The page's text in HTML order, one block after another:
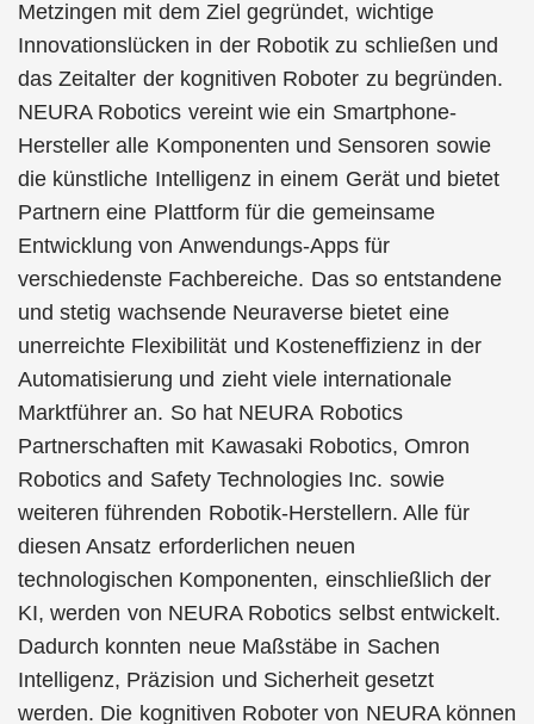
Metzingen mit dem Ziel gegründet, wichtige
Innovationslücken in der Robotik zu schließen und
das Zeitalter der kognitiven Roboter zu begründen.
NEURA Robotics vereint wie ein Smartphone-
Hersteller alle Komponenten und Sensoren sowie
die künstliche Intelligenz in einem Gerät und bietet
Partnern eine Plattform für die gemeinsame
Entwicklung von Anwendungs-Apps für
verschiedenste Fachbereiche. Das so entstandene
und stetig wachsende Neuraverse bietet eine
unerreichte Flexibilität und Kosteneffizienz in der
Automatisierung und zieht viele internationale
Marktführer an. So hat NEURA Robotics
Partnerschaften mit Kawasaki Robotics, Omron
Robotics and Safety Technologies Inc. sowie
weiteren führenden Robotik-Herstellern. Alle für
diesen Ansatz erforderlichen neuen
technologischen Komponenten, einschließlich der
KI, werden von NEURA Robotics selbst entwickelt.
Dadurch konnten neue Maßstäbe in Sachen
Intelligenz, Präzision und Sicherheit gesetzt
werden. Die kognitiven Roboter von NEURA können